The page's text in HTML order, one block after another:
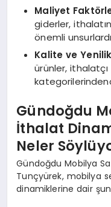
Maliyet
giderler,
önemli
Kalite ve
ürünler,
Gündoğdu
İthalat
Neler
Gündoğdu Mobilya
Tunçyürek, mobilya
dinamiklerine dair